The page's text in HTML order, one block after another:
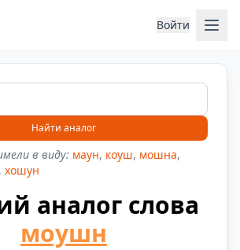
Войти
Найти аналог
в виду: маун, коуш, мошна,
, хошун
аналог слова
моушн